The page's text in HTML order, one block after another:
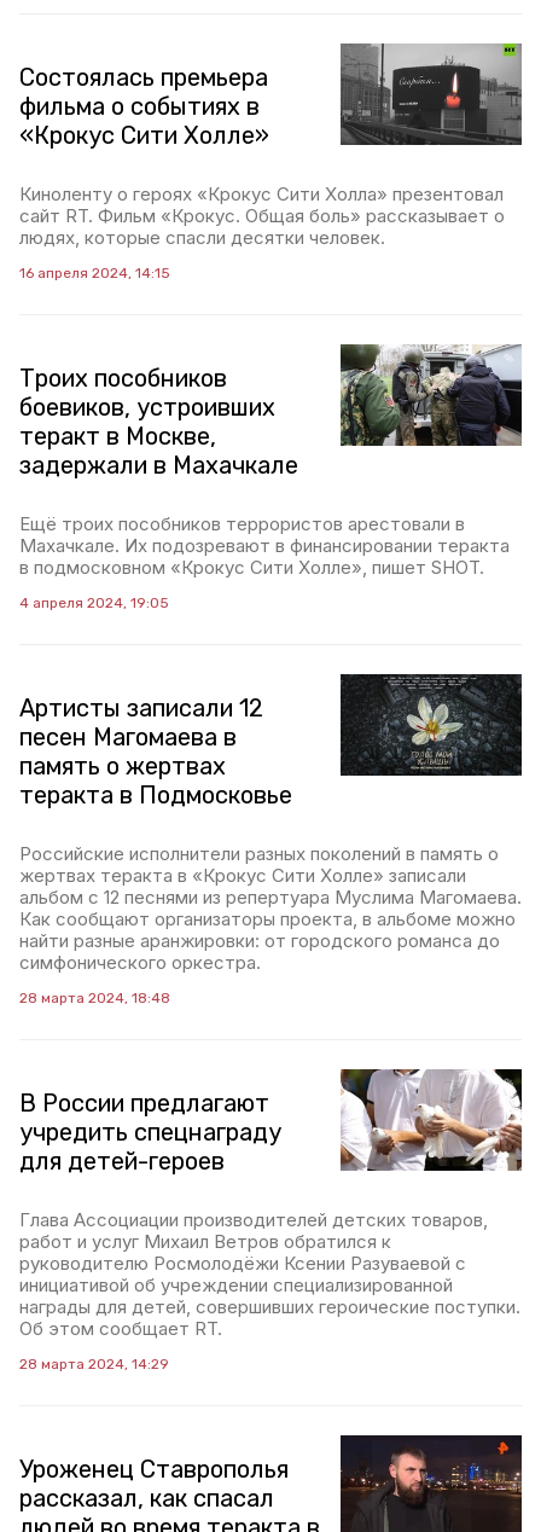
Состоялась премьера
фильма о событиях в
«Крокус Сити Холле»
Киноленту о героях «Крокус Сити Холла» презентовал
сайт RT. Фильм «Крокус. Общая боль» рассказывает о
людях, которые спасли десятки человек.
16 апреля 2024, 14:15
Троих пособников
боевиков, устроивших
теракт в Москве,
задержали в Махачкале
Ещё троих пособников террористов арестовали в
Махачкале. Их подозревают в финансировании теракта
в подмосковном «Крокус Сити Холле», пишет SHOT.
4 апреля 2024, 19:05
Артисты записали 12
песен Магомаева в
память о жертвах
теракта в Подмосковье
Российские исполнители разных поколений в память о
жертвах теракта в «Крокус Сити Холле» записали
альбом с 12 песнями из репертуара Муслима Магомаева.
Как сообщают организаторы проекта, в альбоме можно
найти разные аранжировки: от городского романса до
симфонического оркестра.
28 марта 2024, 18:48
В России предлагают
учредить спецнаграду
для детей-героев
Глава Ассоциации производителей детских товаров,
работ и услуг Михаил Ветров обратился к
руководителю Росмолодёжи Ксении Разуваевой с
инициативой об учреждении специализированной
награды для детей, совершивших героические поступки.
Об этом сообщает RT.
28 марта 2024, 14:29
Уроженец Ставрополья
рассказал, как спасал